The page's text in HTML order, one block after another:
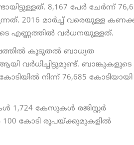
8,167 പേര്‍ ചേര്‍ന്ന്
2016 മാര്‍ച്ച് വരെയുള്ള
എണ്ണത്തില്‍ വര്‍ധനയുള്ളത്.
കൂടുതല്‍ ബാധ്യത
വര്‍ധിച്ചിട്ടുമുണ്ട്. ബാങ്കുകളുടെ
നിന്ന് 76,685 കോടിയായി
1,724 കേസുകള്‍ രജിസ്റ്റര്‍
100 കോടി രൂപയ്ക്കുമുകളില്‍